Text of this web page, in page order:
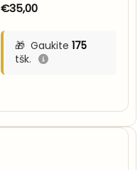
€35,00
Gaukite 175
tšk.